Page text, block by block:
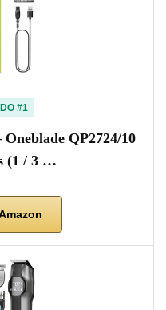
#1
QP2724/10
(1 / 3 …